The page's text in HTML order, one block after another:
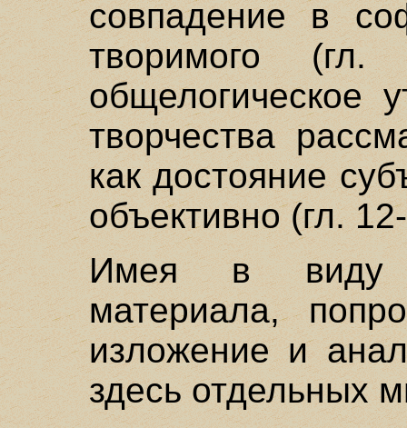
совпадение в
творимого
общелогическое
творчества
как достояние
объективно (гл.
Имея в виду
материала,
изложение и
здесь отдельных